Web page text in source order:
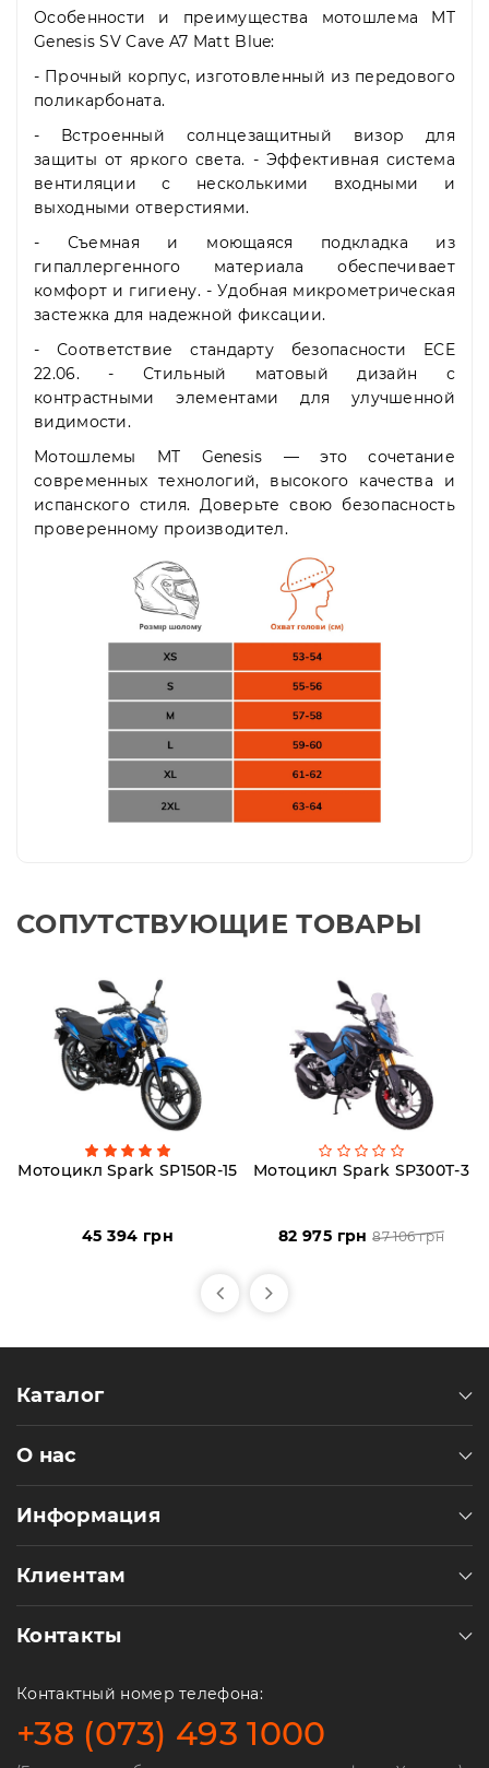
Вс
-
Особенности и преимущества мотошлема MT
Genesis SV Cave A7 Matt Blue:
- Прочный корпус, изготовленный из передового
поликарбоната.
- Встроенный солнцезащитный визор для
защиты от яркого света. - Эффективная система
вентиляции с несколькими входными и
выходными отверстиями.
- Съемная и моющаяся подкладка из
гипаллергенного материала обеспечивает
комфорт и гигиену. - Удобная микрометрическая
застежка для надежной фиксации.
- Соответствие стандарту безопасности ECE
22.06. - Стильный матовый дизайн с
контрастными элементами для улучшенной
видимости.
Мотошлемы MT Genesis — это сочетание
современных технологий, высокого качества и
испанского стиля. Доверьте свою безопасность
проверенному производител.
СОПУТСТВУЮЩИЕ ТОВАРЫ
Мотоцикл Spark SP150R-15
45 394 грн
Мотоцикл Spark SP300T-3
82 975 грн 87 106 грн
Каталог
О нас
Информация
Клиентам
Контакты
Контактный номер телефона:
+38 (073) 493 1000